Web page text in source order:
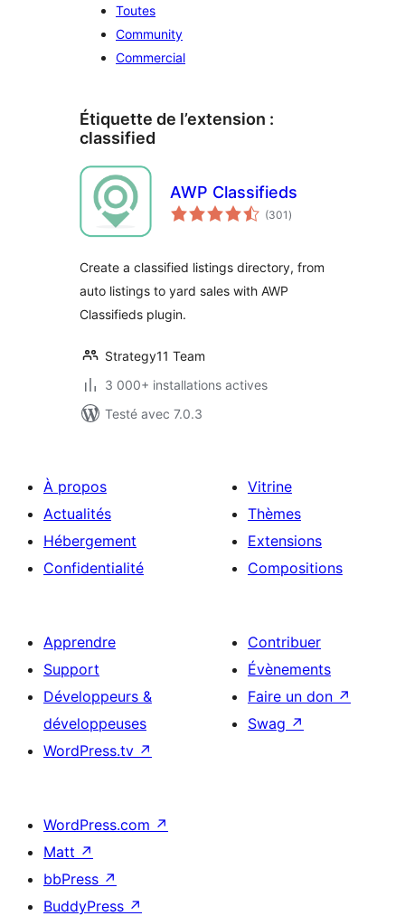
Toutes
Community
Commercial
Étiquette de l’extension :
classified
AWP Classifieds
(301 notes
en
)
Create a classified listings directory, from
auto listings to yard sales with AWP
Classifieds plugin.
Strategy11 Team
3 000+ installations actives
Testé avec 7.0.3
À propos
Actualités
Hébergement
Confidentialité
Vitrine
Thèmes
Extensions
Compositions
Apprendre
Support
Développeurs &
développeuses
WordPress.tv ↗
Contribuer
Évènements
Faire un don ↗
Swag ↗
WordPress.com ↗
Matt ↗
bbPress ↗
BuddyPress ↗